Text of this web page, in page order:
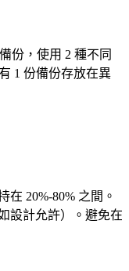
份，使用 2 種不同
1 份備份存放在異
20%-80% 之間。
設計允許）。避免在